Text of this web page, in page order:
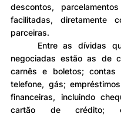
descontos,
facilitadas, diretamente
parceiras.
negociadas estão as de
carnês e boletos; contas
telefone, gás;
financeiras, incluindo
cartão de crédito;